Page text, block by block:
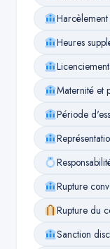
Heures
Maternité et
Période
Rupture
Rupture du
Sanction